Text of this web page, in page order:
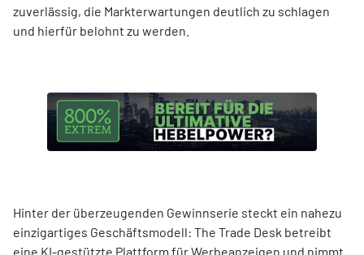
zuverlässig, die Markterwartungen deutlich zu schlagen
und hierfür belohnt zu werden.
Hinter der überzeugenden Gewinnserie steckt ein nahezu
einzigartiges Geschäftsmodell: The Trade Desk betreibt
eine KI-gestützte Plattform für Werbeanzeigen und nimmt